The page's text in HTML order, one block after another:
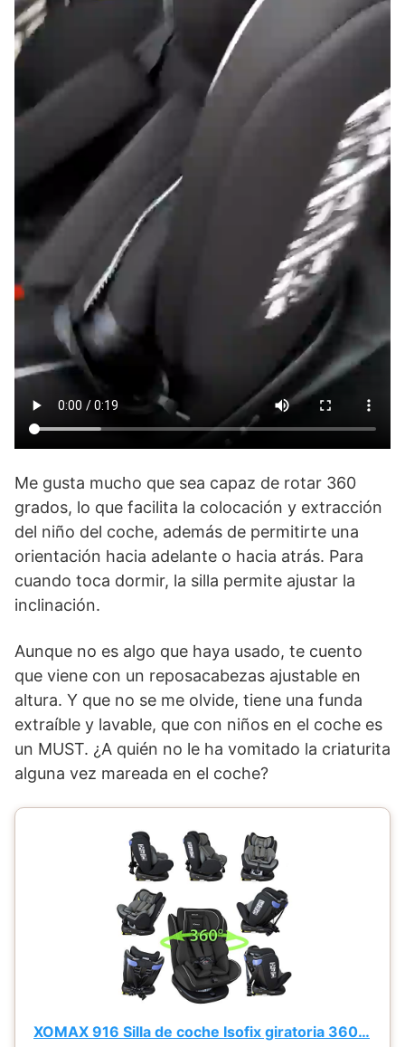
Me gusta mucho que sea capaz de rotar 360
grados, lo que facilita la colocación y extracción
del niño del coche, además de permitirte una
orientación hacia adelante o hacia atrás. Para
cuando toca dormir, la silla permite ajustar la
inclinación.
Aunque no es algo que haya usado, te cuento
que viene con un reposacabezas ajustable en
altura. Y que no se me olvide, tiene una funda
extraíble y lavable, que con niños en el coche es
un MUST. ¿A quién no le ha vomitado la criaturita
alguna vez mareada en el coche?
XOMAX 916 Silla de coche Isofix giratoria 360…